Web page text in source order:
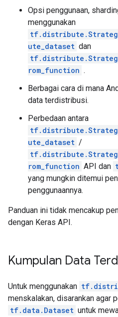
Opsi penggunaan,
menggunakan
ute_dataset dan
rom_function .
Berbagai cara di mana
data terdistribusi.
Perbedaan antara
ute_dataset /
rom_function API dan
yang mungkin ditemui
penggunaannya.
Panduan ini tidak mencakup
dengan Keras API.
Kumpulan Data
Untuk menggunakan
menskalakan, disarankan agar
tf.data.Dataset untuk